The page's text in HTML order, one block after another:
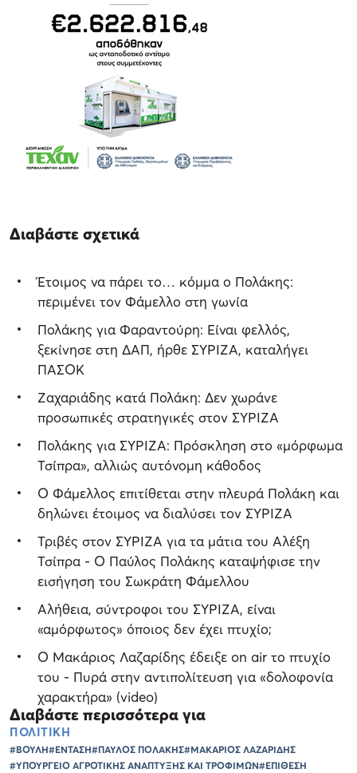
Διαβάστε σχετικά
Έτοιμος να πάρει το… κόμμα ο Πολάκης:
περιμένει τον Φάμελλο στη γωνία
Πολάκης για Φαραντούρη: Είναι φελλός,
ξεκίνησε στη ΔΑΠ, ήρθε ΣΥΡΙΖΑ, καταλήγει
ΠΑΣΟΚ
Ζαχαριάδης κατά Πολάκη: Δεν χωράνε
προσωπικές στρατηγικές στον ΣΥΡΙΖΑ
Πολάκης για ΣΥΡΙΖΑ: Πρόσκληση στο «μόρφωμα
Τσίπρα», αλλιώς αυτόνομη κάθοδος
Ο Φάμελλος επιτίθεται στην πλευρά Πολάκη και
δηλώνει έτοιμος να διαλύσει τον ΣΥΡΙΖΑ
Τριβές στον ΣΥΡΙΖΑ για τα μάτια του Αλέξη
Τσίπρα - Ο Παύλος Πολάκης καταψήφισε την
εισήγηση του Σωκράτη Φάμελλου
Αλήθεια, σύντροφοι του ΣΥΡΙΖΑ, είναι
«αμόρφωτος» όποιος δεν έχει πτυχίο;
Ο Μακάριος Λαζαρίδης έδειξε on air το πτυχίο
του - Πυρά στην αντιπολίτευση για «δολοφονία
χαρακτήρα» (video)
Διαβάστε περισσότερα για
ΠΟΛΙΤΙΚΗ
#ΒΟΥΛΗ#ΕΝΤΑΣΗ#ΠΑΥΛΟΣ ΠΟΛΑΚΗΣ#ΜΑΚΑΡΙΟΣ ΛΑΖΑΡΙΔΗΣ
#ΥΠΟΥΡΓΕΙΟ ΑΓΡΟΤΙΚΗΣ ΑΝΑΠΤΥΞΗΣ ΚΑΙ ΤΡΟΦΙΜΩΝ#ΕΠΙΘΕΣΗ